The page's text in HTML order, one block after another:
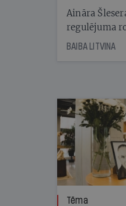
kampaņu
Aināra
regulējuma
starta
BAIBA LITVINA
Tēma